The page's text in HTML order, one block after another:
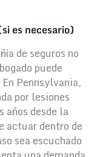
es necesario)
de seguros no
puede
Pennsylvania,
por lesiones
años desde la
actuar dentro de
sea escuchado